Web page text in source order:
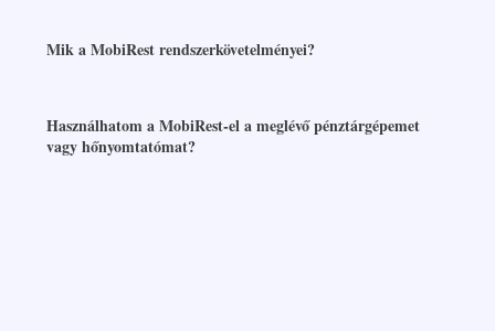
Mik a MobiRest rendszerkövetelményei?
Használhatom a MobiRest-el a meglévő pénztárgépemet
vagy hőnyomtatómat?